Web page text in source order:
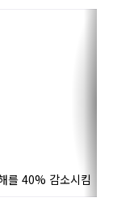
됩니다.
캔슬로 자주